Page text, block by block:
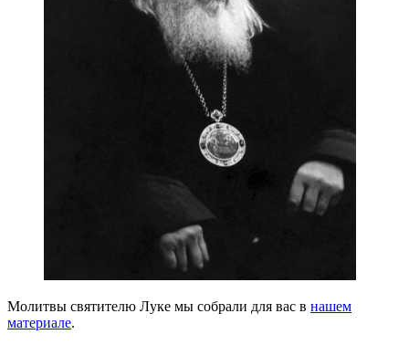
Молитвы святителю Луке мы собрали для вас в нашем
материале.